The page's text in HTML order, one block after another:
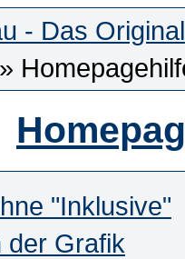
- Das Original
»
"Inklusive"
der Grafik